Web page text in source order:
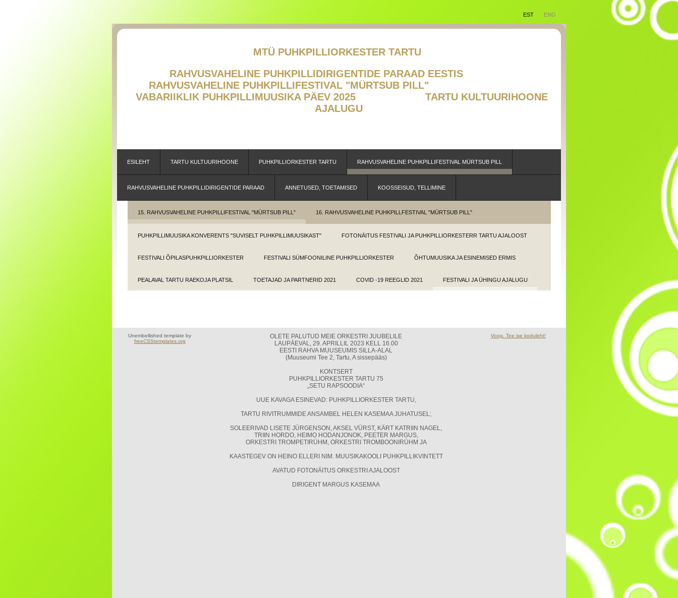
EST ENG
MTÜ PUHKPILLIORKESTER TARTU
RAHVUSVAHELINE PUHKPILLIDIRIGENTIDE PARAAD EESTIS
RAHVUSVAHELINE PUHKPILLIFESTIVAL "MÜRTSUB PILL"
VABARIIKLIK PUHKPILLIMUUSIKA PÄEV 2025
TARTU KULTUURIHOONE
AJALUGU
ESILEHT TARTU KULTUURIHOONE PUHKPILLIORKESTER TARTU RAHVUSVAHELINE PUHKPILLIFESTIVAL MÜRTSUB PILL
RAHVUSVAHELINE PUHKPILLIDIRIGENTIDE PARAAD ANNETUSED, TOETAMISED KOOSSEISUD, TELLIMINE
15. RAHVUSVAHELINE PUHKPILLIFESTIVAL "MÜRTSUB PILL" 16. RAHVUSVAHELINE PUHKPILLFESTIVAL "MÜRTSUB PILL"
PUHKPILLIMUUSIKA KONVERENTS "SUVISELT PUHKPILLIMUUSIKAST" FOTONÄITUS FESTIVALI JA PUHKPILLIORKESTERR TARTU AJALOOST
FESTIVALI ÕPILASPUHKPILLIORKESTER FESTIVALI SÜMFOONILINE PUHKPILLIORKESTER ÕHTUMUUSIKA JA ESINEMISED ERMIS
PEALAVAL TARTU RAEKOJA PLATSIL TOETAJAD JA PARTNERID 2021 COVID -19 REEGLID 2021 FESTIVALI JA ÜHINGU AJALUGU
Unembellished template by
freeCSStemplates.org
OLETE PALUTUD MEIE ORKESTRI JUUBELILE
LAUPÄEVAL, 29. APRILLIL 2023 KELL 16.00
EESTI RAHVA MUUSEUMIS SILLA-ALAL
(Muuseumi Tee 2, Tartu, A sissepääs)
KONTSERT
PUHKPILLIORKESTER TARTU 75
„SETU RAPSOODIA“
UUE KAVAGA ESINEVAD: PUHKPILLIORKESTER TARTU,
TARTU RIVITRUMMIDE ANSAMBEL HELEN KASEMAA JUHATUSEL;
SOLEERIVAD LISETE JÜRGENSON, AKSEL VÜRST, KÄRT KATRIIN NAGEL,
TRIIN HORDO, HEIMO HODANJONOK, PEETER MARGUS,
ORKESTRI TROMPETIRÜHM, ORKESTRI TROMBOONIRÜHM JA
KAASTEGEV ON HEINO ELLERI NIM. MUUSIKAKOOLI PUHKPILLIKVINTETT
AVATUD FOTONÄITUS ORKESTRI AJALOOST
DIRIGENT MARGUS KASEMAA
Voog. Tee ise koduleht!